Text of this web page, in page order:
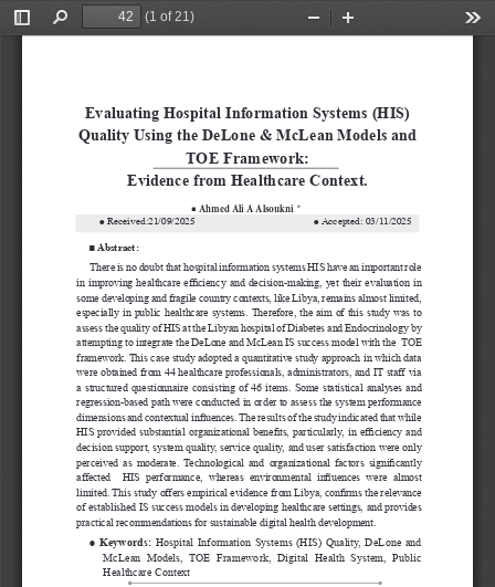
Toggle
Find
(1 of 21)
Zoom
■ Abstract:
There is no doubt that hospital information systems HIS have an important role
in improving healthcare efficiency and decision-making, yet their evaluation in
some developing and fragile country contexts, like Libya, remains almost limited,
especially in public healthcare systems. Therefore, the aim of this study was to
assess the quality of HIS at the Libyan hospital of Diabetes and Endocrinology by
attempting to integrate the DeLone and McLean IS success model with the  TOE
framework. This case study adopted a quantitative study approach in which data
were obtained from 44 healthcare professionals, administrators, and IT staff via
a structured questionnaire consisting of 46 items. Some statistical analyses and
regression-based path were conducted in order to assess the system performance
dimensions and contextual influences. The results of the study indicated that while
HIS provided substantial organizational benefits, particularly, in efficiency and
decision support, system quality, service quality, and user satisfaction were only
perceived  as  moderate.  Technological  and  organizational  factors  significantly
affected    HIS  performance,  whereas  environmental  influences  were  almost
limited. This study offers empirical evidence from Libya, confirms the relevance
of established IS success models in developing healthcare settings, and provides
practical recommendations for sustainable digital health development.
●
  Keywords:
Hospital Information Systems (HIS) Quality, DeLone and
McLean  Models,  TOE  Framework,  Digital  Health  System,  Public
Healthcare Context
Evaluating Hospital Information Systems (HIS)
Quality Using the DeLone & McLean Models and
TOE Framework:
Evidence from Healthcare Context.
■ Ahmed Ali A Alsoukni
  *
● Received:21/09/2025 ● Accepted: 03/11/2025